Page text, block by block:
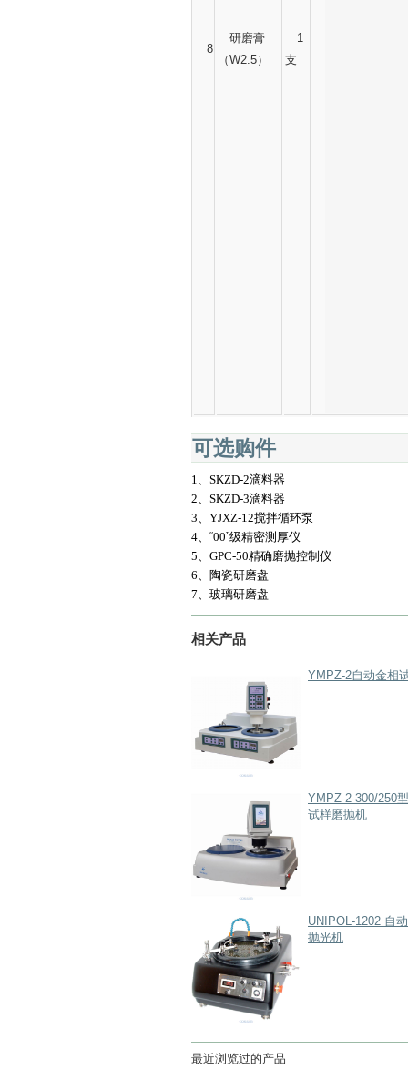
8
研磨膏
（W2.5）
1
支
可选购件
1、 SKZD-2滴料器
2、 SKZD-3滴料器
3、 YJXZ-12搅拌循环泵
4、 “00”级精密测厚仪
5、 GPC-50精确磨抛控制仪
6、 陶瓷研磨盘
7、 玻璃研磨盘
相关产品
YMPZ-2自动金相
YMPZ-2-300/250
试样磨抛机
UNIPOL-1202 自
抛光机
最近浏览过的产品